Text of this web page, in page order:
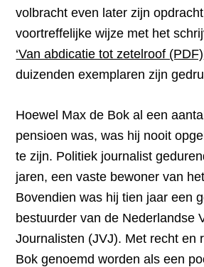
volbracht even later zijn
voortreffelijke wijze met het
‘Van abdicatie tot zetelroof (PDF)
duizenden exemplaren zijn
Hoewel Max de Bok al een
pensioen was, was hij nooit
te zijn. Politiek journalist
jaren, een vaste bewoner van
Bovendien was hij tien jaar een
bestuurder van de Nederlandse
Journalisten (JVJ). Met recht en
Bok genoemd worden als een